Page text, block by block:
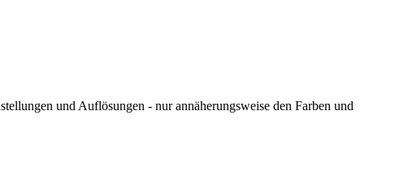
und Auflösungen - nur annäherungsweise den Farben und